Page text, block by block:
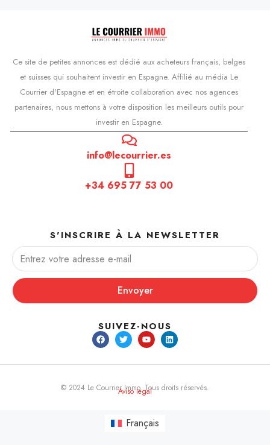
Ce site de petites annonces est dédié aux acheteurs français, belges
et suisses qui souhaitent investir en Espagne. Affilié au média Le
Courrier d'Espagne et en étroite collaboration avec nos agences
partenaires, nous mettons à votre disposition les meilleurs outils pour
investir en Espagne.
info@lecourrier.es
+34 695 77 53 00
S'INSCRIRE À LA NEWSLETTER
Envoyer
SUIVEZ-NOUS
© 2024 Le Courrier Immo. Tous droits réservés.
Aviso legal
Français